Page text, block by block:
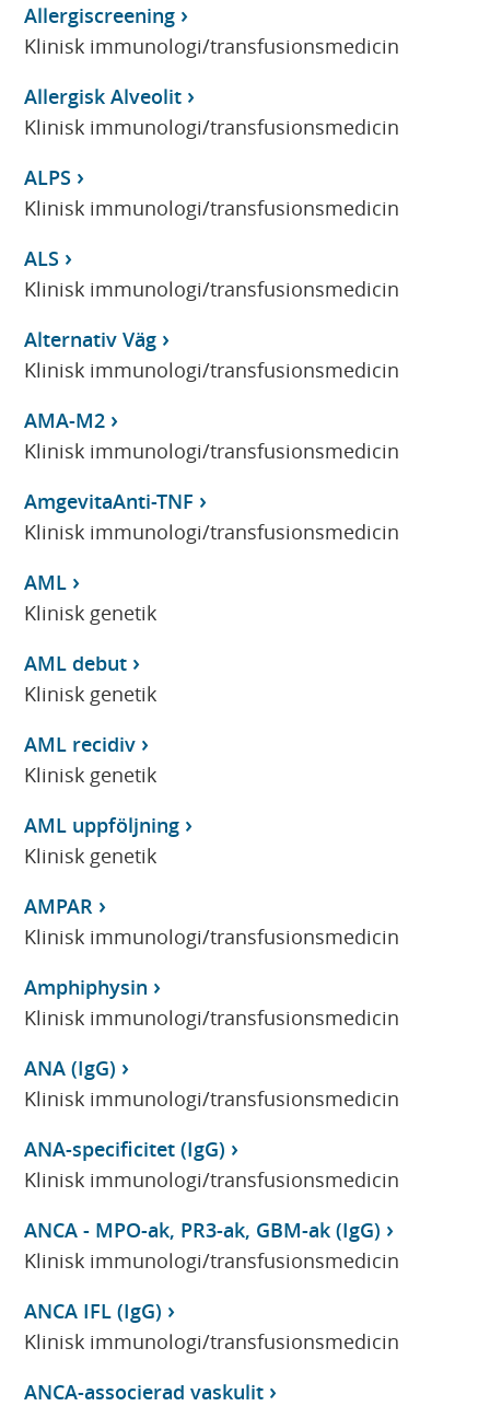
Allergiscreening
Klinisk immunologi/transfusionsmedicin
Allergisk Alveolit
Klinisk immunologi/transfusionsmedicin
ALPS
Klinisk immunologi/transfusionsmedicin
ALS
Klinisk immunologi/transfusionsmedicin
Alternativ Väg
Klinisk immunologi/transfusionsmedicin
AMA-M2
Klinisk immunologi/transfusionsmedicin
AmgevitaAnti-TNF
Klinisk immunologi/transfusionsmedicin
AML
Klinisk genetik
AML debut
Klinisk genetik
AML recidiv
Klinisk genetik
AML uppföljning
Klinisk genetik
AMPAR
Klinisk immunologi/transfusionsmedicin
Amphiphysin
Klinisk immunologi/transfusionsmedicin
ANA (IgG)
Klinisk immunologi/transfusionsmedicin
ANA-specificitet (IgG)
Klinisk immunologi/transfusionsmedicin
ANCA - MPO-ak, PR3-ak, GBM-ak (IgG)
Klinisk immunologi/transfusionsmedicin
ANCA IFL (IgG)
Klinisk immunologi/transfusionsmedicin
ANCA-associerad vaskulit